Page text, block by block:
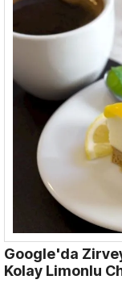
Google'da
Kolay Limonlu